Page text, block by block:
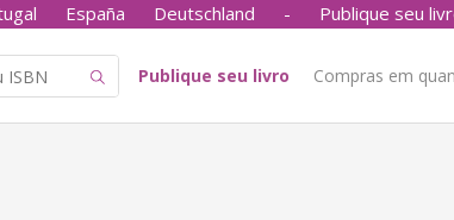
España Deutschland - Publique seu
Publique seu livro Compras em